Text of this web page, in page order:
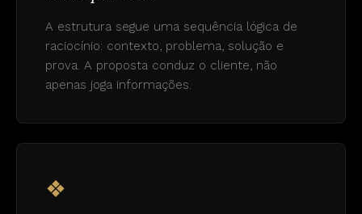
A estrutura segue uma sequência lógica de
raciocínio: contexto, problema, solução e
prova. A proposta conduz o cliente, não
apenas joga informações.
❖